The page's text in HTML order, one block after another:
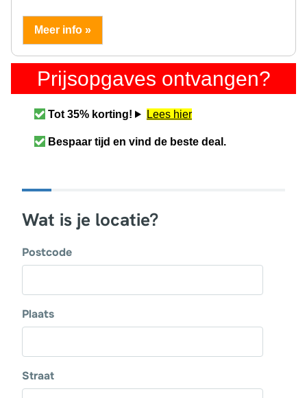
Meer info »
Prijsopgaves ontvangen?
Tot 35% korting! Lees hier
Bespaar tijd en vind de beste deal.